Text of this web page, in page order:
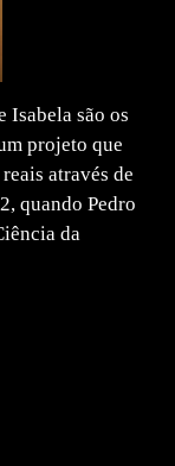
Isabela são os
projeto que
através de
quando Pedro
da